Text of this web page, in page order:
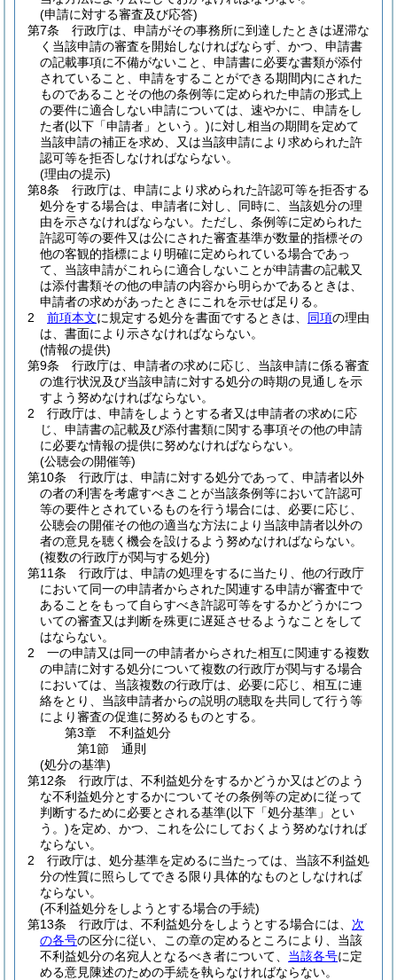
(申請に対する審査及び応答)
第7条
行政庁は、申請がその事務所に到達したときは遅滞な
く当該申請の審査を開始しなければならず、かつ、申請書
の記載事項に不備がないこと、申請書に必要な書類が添付
されていること、申請をすることができる期間内にされた
ものであることその他の条例等に定められた申請の形式上
の要件に適合しない申請については、速やかに、申請をし
た者(以下「申請者」という。)に対し相当の期間を定めて
当該申請の補正を求め、又は当該申請により求められた許
認可等を拒否しなければならない。
(理由の提示)
第8条
行政庁は、申請により求められた許認可等を拒否する
処分をする場合は、申請者に対し、同時に、当該処分の理
由を示さなければならない。 ただし、条例等に定められた
許認可等の要件又は公にされた審査基準が数量的指標その
他の客観的指標により明確に定められている場合であっ
て、当該申請がこれらに適合しないことが申請書の記載又
は添付書類その他の申請の内容から明らかであるときは、
申請者の求めがあったときにこれを示せば足りる。
2
前項本文に規定する処分を書面でするときは、 同項の理由
は、書面により示さなければならない。
(情報の提供)
第9条
行政庁は、申請者の求めに応じ、当該申請に係る審査
の進行状況及び当該申請に対する処分の時期の見通しを示
すよう努めなければならない。
2
行政庁は、申請をしようとする者又は申請者の求めに応
じ、申請書の記載及び添付書類に関する事項その他の申請
に必要な情報の提供に努めなければならない。
(公聴会の開催等)
第10条
行政庁は、申請に対する処分であって、申請者以外
の者の利害を考慮すべきことが当該条例等において許認可
等の要件とされているものを行う場合には、必要に応じ、
公聴会の開催その他の適当な方法により当該申請者以外の
者の意見を聴く機会を設けるよう努めなければならない。
(複数の行政庁が関与する処分)
第11条
行政庁は、申請の処理をするに当たり、他の行政庁
において同一の申請者からされた関連する申請が審査中で
あることをもって自らすべき許認可等をするかどうかにつ
いての審査又は判断を殊更に遅延させるようなことをして
はならない。
2
一の申請又は同一の申請者からされた相互に関連する複数
の申請に対する処分について複数の行政庁が関与する場合
においては、当該複数の行政庁は、必要に応じ、相互に連
絡をとり、当該申請者からの説明の聴取を共同して行う等
により審査の促進に努めるものとする。
第3章
不利益処分
第1節
通則
(処分の基準)
第12条
行政庁は、不利益処分をするかどうか又はどのよう
な不利益処分とするかについてその条例等の定めに従って
判断するために必要とされる基準(以下「処分基準」とい
う。)を定め、かつ、これを公にしておくよう努めなければ
ならない。
2
行政庁は、処分基準を定めるに当たっては、当該不利益処
分の性質に照らしてできる限り具体的なものとしなければ
ならない。
(不利益処分をしようとする場合の手続)
第13条
行政庁は、不利益処分をしようとする場合には、 次
の各号の区分に従い、この章の定めるところにより、当該
不利益処分の名宛人となるべき者について、 当該各号に定
める意見陳述のための手続を執らなければならない。